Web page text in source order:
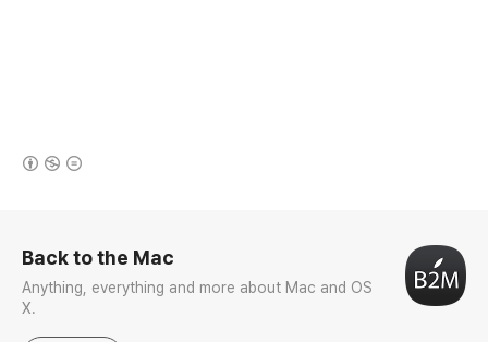
Back to the Mac
Anything, everything and more about Mac and OS
X.